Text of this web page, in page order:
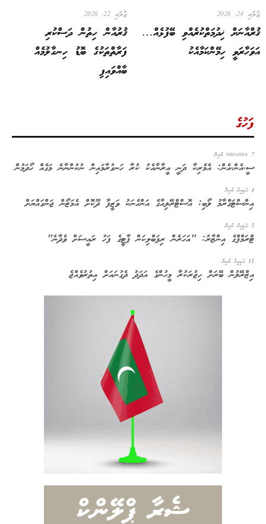
ޖުލައި 24, 2026
ޤުރްއާނަށް ޚިދުމަތްކުރެއްވި ބޭފުޅެއް…
އަވަހާރަވީ ހިމޭންކަމާއެކު
ޖުލައި 22, 2026
ޤުރުއާން ހިތުން ދަސްކުރި
ފަރާތްތަކުގެ ބޮޑު ހިނގާލުމެއް
ބާއްވައިފި
ފަހުގެ
7 minutes ކުރިން
ސީ.އެން.އެން: އެމެރިކާ ދަނީ އީރާނާއެކު ކުރާ ހަނގުރާމައިން ނުކުންނާނެ މަގެއް ހޯދަމުން
4 ގަޑިއިރު ކުރިން
އިންސްޓަގްރާމު ލޯބި: އޮސްޓްރޭލިއާގެ އަންހެނަކު ވަޒީފާ ދޫކޮށް އެމަޒޯން ޖަންގައްޔަށް
5 ގަޑިއިރު ކުރިން
ޓްރަމްޕްގެ އިންޒާރު: "އަހަރެން ރިޕަބްލިކަން ޕާޓީގެ ފަހު ރައީސަށް ވެދާނެ"
11 ގަޑިއިރު ކުރިން
އިޒްރޭލުން ބޭރަށް ހިޖުރަކުރާ މީހުންގެ އަދަދު ދެގުނައަށް އިތުރުވެއްޖެ